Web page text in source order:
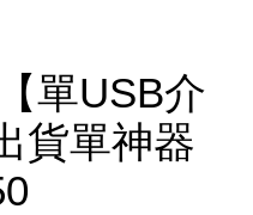
單USB介
貨單神器